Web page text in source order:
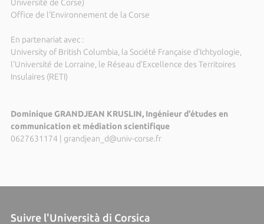
Université de Corse)
Office de l'Environnement de la Corse
En partenariat avec :
University of British Columbia, la Société Française d’Ichtyologie,
l'Université de Lorraine, le Réseau d'Excellence des Territoires
Insulaires (RETI)
Dominique GRANDJEAN KRUSLIN, Ingénieur d'études en
communication et médiation scientifique
0627631174
grandjean_d@univ-corse.fr
Suivre l'Università di Corsica